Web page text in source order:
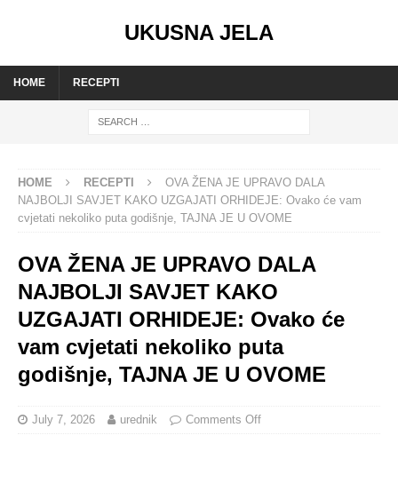
UKUSNA JELA
HOME RECEPTI
HOME RECEPTI
OVA ŽENA JE UPRAVO DALA
NAJBOLJI SAVJET KAKO UZGAJATI ORHIDEJE: Ovako će vam
cvjetati nekoliko puta godišnje, TAJNA JE U OVOME
OVA ŽENA JE UPRAVO DALA
NAJBOLJI SAVJET KAKO
UZGAJATI ORHIDEJE: Ovako će
vam cvjetati nekoliko puta
godišnje, TAJNA JE U OVOME
July 7, 2026 urednik Comments Off